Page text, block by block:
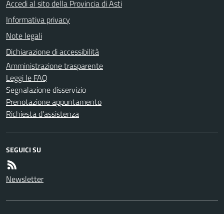
Accedi al sito della Provincia di Asti
Informativa privacy
Note legali
Dichiarazione di accessibilità
Amministrazione trasparente
Leggi le FAQ
Segnalazione disservizio
Prenotazione appuntamento
Richiesta d'assistenza
SEGUICI SU
Newsletter